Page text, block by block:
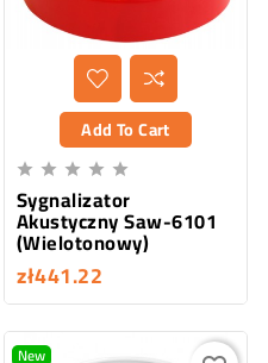
Add To Cart
    
Sygnalizator
Akustyczny Saw-6101
(Wielotonowy)
zł441.22
New